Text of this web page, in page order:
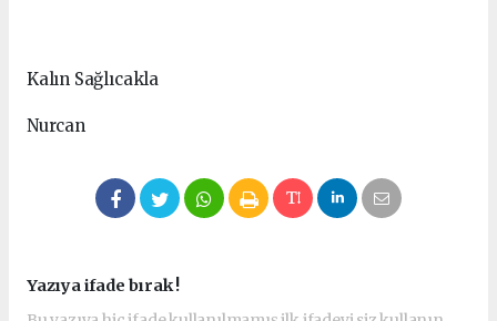
Kalın Sağlıcakla
Nurcan
Yazıya ifade bırak !